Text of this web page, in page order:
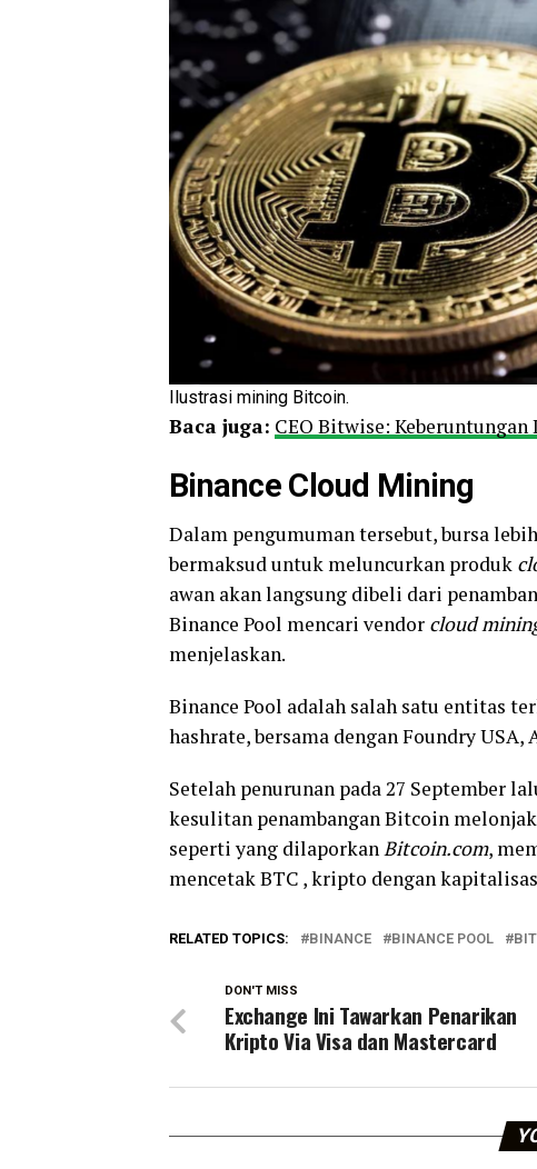
Ilustrasi mining Bitcoin.
Baca juga: CEO Bitwise:
Binance Cloud Mining
Dalam pengumuman tersebut, bursa
bermaksud untuk meluncurkan produk
awan akan langsung dibeli dari
Binance Pool mencari vendor cloud
menjelaskan.
Binance Pool adalah salah satu entitas
hashrate, bersama dengan Foundry USA,
Setelah penurunan pada 27 September
kesulitan penambangan Bitcoin
seperti yang dilaporkanBitcoin.com,
mencetak BTC , kripto dengan
RELATED TOPICS: BINANCE BINANCE POOL
DON'T MISS
Exchange Ini Tawarkan Penarikan
Kripto Via Visa dan Mastercard